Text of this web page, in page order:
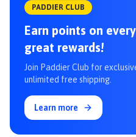
PADDIER CLUB
Earn points on
great rewards!
Join Paddier Club for
unlimited free shipping.
Learn more